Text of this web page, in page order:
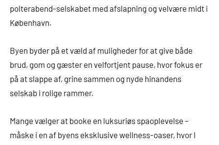
polterabend-selskabet med afslapning og velvære midt i
København.
Byen byder på et væld af muligheder for at give både
brud, gom og gæster en velfortjent pause, hvor fokus er
på at slappe af, grine sammen og nyde hinandens
selskab i rolige rammer.
Mange vælger at booke en luksuriøs spaoplevelse –
måske i en af byens eksklusive wellness-oaser, hvor I